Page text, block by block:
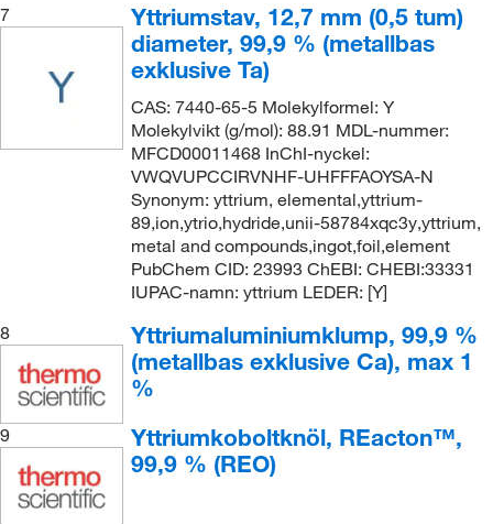
7
Yttriumstav, 12,7 mm (0,5 tum)
diameter, 99,9 % (metallbas
exklusive Ta)
CAS: 7440-65-5 Molekylformel: Y
Molekylvikt (g/mol): 88.91 MDL-nummer:
MFCD00011468 InChI-nyckel:
VWQVUPCCIRVNHF-UHFFFAOYSA-N
Synonym: yttrium, elemental,yttrium-
89,ion,ytrio,hydride,unii-58784xqc3y,yttrium,
metal and compounds,ingot,foil,element
PubChem CID: 23993 ChEBI: CHEBI:33331
IUPAC-namn: yttrium LEDER: [Y]
8
Yttriumaluminiumklump, 99,9 %
(metallbas exklusive Ca), max 1
%
9
Yttriumkoboltknöl, REacton™,
99,9 % (REO)